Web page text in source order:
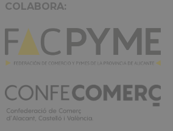
COLABORA: